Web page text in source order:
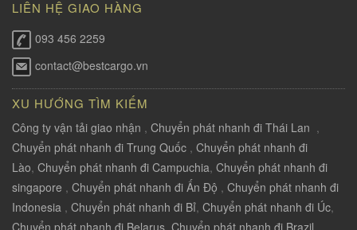
LIÊN HỆ GIAO HÀNG
093 456 2259
contact@bestcargo.vn
XU HƯỚNG TÌM KIẾM
Công ty vận tải giao nhận , Chuyển phát nhanh đi Thái Lan ,
Chuyển phát nhanh đi Trung Quốc , Chuyển phát nhanh đi
Lào, Chuyển phát nhanh đi Campuchia, Chuyển phát nhanh đi
singapore , Chuyển phát nhanh đi Ấn Độ , Chuyển phát nhanh đi
Indonesia , Chuyển phát nhanh đi Bỉ, Chuyển phát nhanh đi Úc,